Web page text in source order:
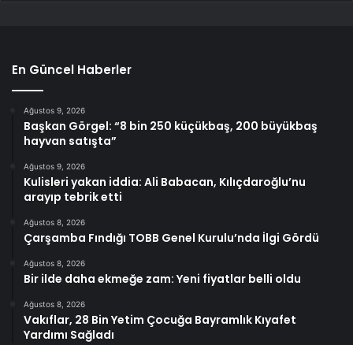
En Güncel Haberler
Ağustos 9, 2026
Başkan Görgel: “8 bin 250 küçükbaş, 200 büyükbaş
hayvan satışta”
Ağustos 9, 2026
Kulisleri yakan iddia: Ali Babacan, Kılıçdaroğlu’nu
arayıp tebrik etti
Ağustos 8, 2026
Çarşamba Fındığı TOBB Genel Kurulu’nda İlgi Gördü
Ağustos 8, 2026
Bir ilde daha ekmeğe zam: Yeni fiyatlar belli oldu
Ağustos 8, 2026
Vakıflar, 28 Bin Yetim Çocuğa Bayramlık Kıyafet
Yardımı Sağladı